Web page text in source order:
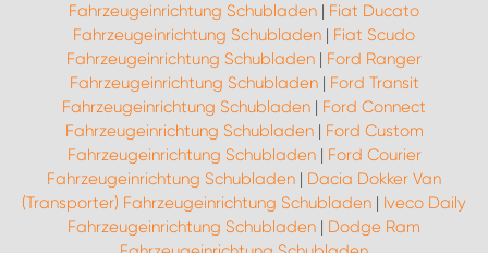
Fahrzeugeinrichtung Schubladen | Fiat Ducato
Fahrzeugeinrichtung Schubladen | Fiat Scudo
Fahrzeugeinrichtung Schubladen | Ford Ranger
Fahrzeugeinrichtung Schubladen| Ford Transit
Fahrzeugeinrichtung Schubladen | Ford Connect
Fahrzeugeinrichtung Schubladen| Ford Custom
Fahrzeugeinrichtung Schubladen| Ford Courier
Fahrzeugeinrichtung Schubladen | Dacia Dokker Van
(Transporter) Fahrzeugeinrichtung Schubladen | Iveco Daily
Fahrzeugeinrichtung Schubladen | Dodge Ram